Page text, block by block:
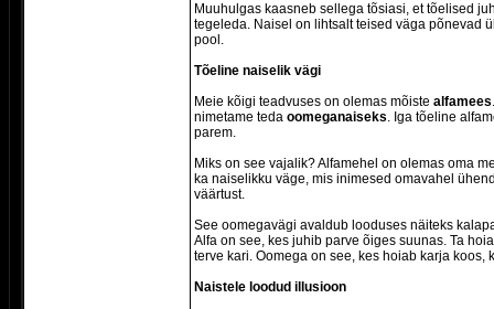
Muuhulgas kaasneb sellega tõsiasi, et tõelised
tegeleda. Naisel on lihtsalt teised väga põnevad
pool.
Tõeline naiselik vägi
Meie kõigi teadvuses on olemas mõiste alfamees
nimetame teda oomeganaiseks. Iga tõeline
parem.
Miks on see vajalik? Alfamehel on olemas oma
ka naiselikku väge, mis inimesed omavahel
väärtust.
See oomegavägi avaldub looduses näiteks
Alfa on see, kes juhib parve õiges suunas. Ta
terve kari. Oomega on see, kes hoiab karja
Naistele loodud illusioon